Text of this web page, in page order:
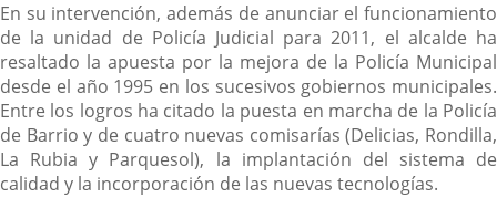
En su intervención, además de anunciar el funcionamiento
de la unidad de Policía Judicial para 2011, el alcalde ha
resaltado la apuesta por la mejora de la Policía Municipal
desde el año 1995 en los sucesivos gobiernos municipales.
Entre los logros ha citado la puesta en marcha de la Policía
de Barrio y de cuatro nuevas comisarías (Delicias, Rondilla,
La Rubia y Parquesol), la implantación del sistema de
calidad y la incorporación de las nuevas tecnologías.